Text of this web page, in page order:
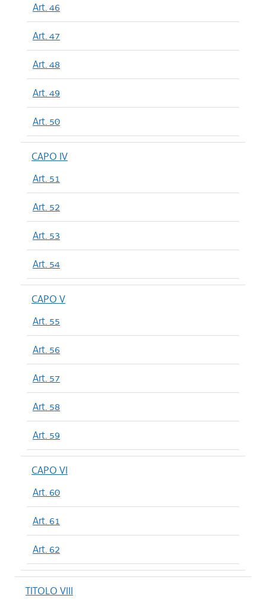
Art. 46
Art. 47
Art. 48
Art. 49
Art. 50
CAPO IV
Art. 51
Art. 52
Art. 53
Art. 54
CAPO V
Art. 55
Art. 56
Art. 57
Art. 58
Art. 59
CAPO VI
Art. 60
Art. 61
Art. 62
TITOLO VIII